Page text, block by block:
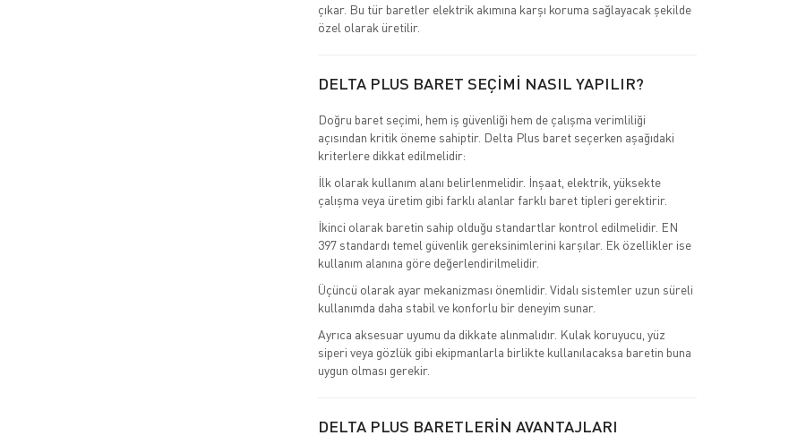
çıkar. Bu tür baretler elektrik akımına karşı koruma sağlayacak şekilde
özel olarak üretilir.
DELTA PLUS BARET SEÇİMİ NASIL YAPILIR?
Doğru baret seçimi, hem iş güvenliği hem de çalışma verimliliği
açısından kritik öneme sahiptir. Delta Plus baret seçerken aşağıdaki
kriterlere dikkat edilmelidir:
İlk olarak kullanım alanı belirlenmelidir. İnşaat, elektrik, yüksekte
çalışma veya üretim gibi farklı alanlar farklı baret tipleri gerektirir.
İkinci olarak baretin sahip olduğu standartlar kontrol edilmelidir. EN
397 standardı temel güvenlik gereksinimlerini karşılar. Ek özellikler ise
kullanım alanına göre değerlendirilmelidir.
Üçüncü olarak ayar mekanizması önemlidir. Vidalı sistemler uzun süreli
kullanımda daha stabil ve konforlu bir deneyim sunar.
Ayrıca aksesuar uyumu da dikkate alınmalıdır. Kulak koruyucu, yüz
siperi veya gözlük gibi ekipmanlarla birlikte kullanılacaksa baretin buna
uygun olması gerekir.
DELTA PLUS BARETLERİN AVANTAJLARI